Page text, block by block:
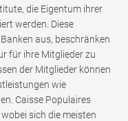
die Eigentum ihrer
werden. Diese
aus, beschränken
für ihre Mitglieder zu
der Mitglieder können
wie
Caisse Populaires
sich die meisten